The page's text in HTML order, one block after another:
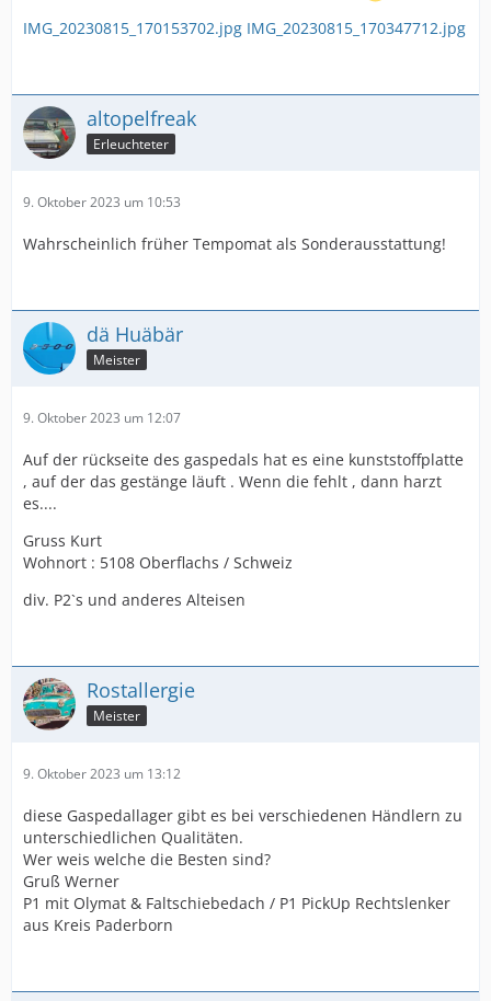
IMG_20230815_170153702.jpg IMG_20230815_170347712.jpg
altopelfreak
Erleuchteter
9. Oktober 2023 um 10:53
Wahrscheinlich früher Tempomat als Sonderausstattung!
dä Huäbär
Meister
9. Oktober 2023 um 12:07
Auf der rückseite des gaspedals hat es eine kunststoffplatte
, auf der das gestänge läuft . Wenn die fehlt , dann harzt
es....
Gruss Kurt
Wohnort : 5108 Oberflachs / Schweiz
div. P2`s und anderes Alteisen
Rostallergie
Meister
9. Oktober 2023 um 13:12
diese Gaspedallager gibt es bei verschiedenen Händlern zu
unterschiedlichen Qualitäten.
Wer weis welche die Besten sind?
Gruß Werner
P1 mit Olymat & Faltschiebedach / P1 PickUp Rechtslenker
aus Kreis Paderborn